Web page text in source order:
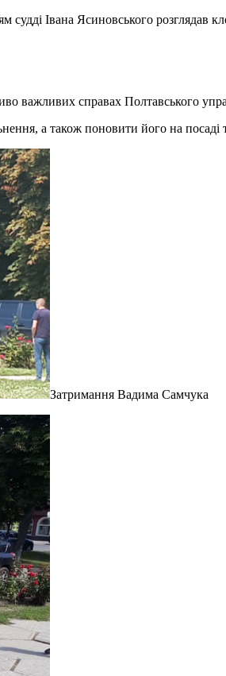
Івана Ясиновського розглядав
справах Полтавського
а також поновити його на посаді
Затримання Вадима Самчука